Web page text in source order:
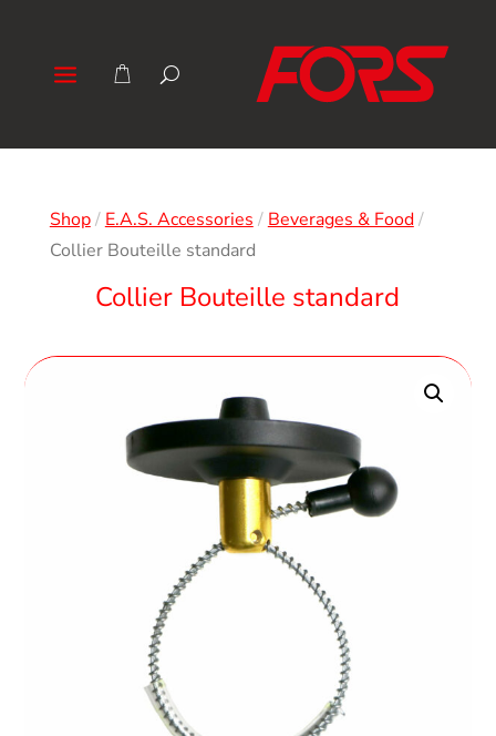
Shop/ E.A.S. Accessories / Beverages & Food/
Collier Bouteille standard
Collier Bouteille standard